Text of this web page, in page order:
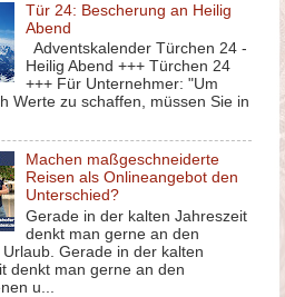
Tür 24: Bescherung an Heilig
Abend
Adventskalender Türchen 24 -
Heilig Abend +++ Türchen 24
+++ Für Unternehmer: "Um
Werte zu schaffen, müssen Sie in
Machen maßgeschneiderte
Reisen als Onlineangebot den
Unterschied?
Gerade in der kalten Jahreszeit
denkt man gerne an den
Gerade in der kalten
denkt man gerne an den
u...